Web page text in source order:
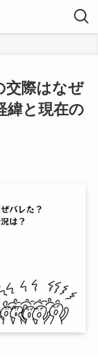
交際はなぜ
緯と現在の